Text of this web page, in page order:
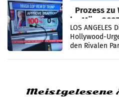
Prozess
im März
LOS
Hollywood-
den Rivalen
Meistgelesene